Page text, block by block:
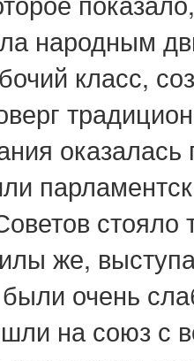
народным
класс,
стояло
же,
были очень
на союз с